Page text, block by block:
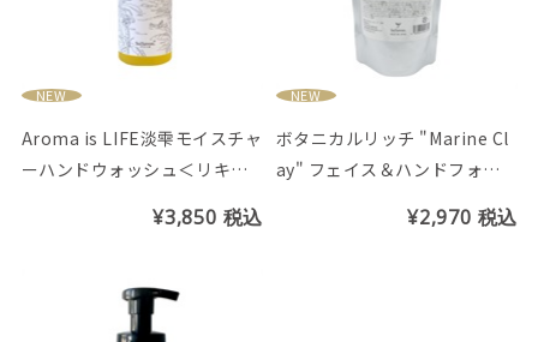
NEW
Aroma is LIFE淡雫モイスチャ
ーハンドウォッシュ＜リキッ
¥3,850 税込
NEW
ボタニカルリッチ "Marine Cl
ay" フェイス＆ハンドフォー
¥2,970 税込